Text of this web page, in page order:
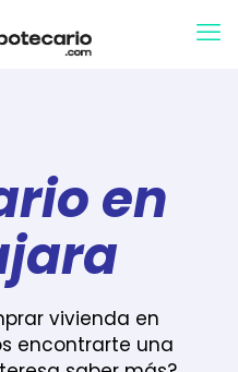
en
vivienda en
encontrarte una